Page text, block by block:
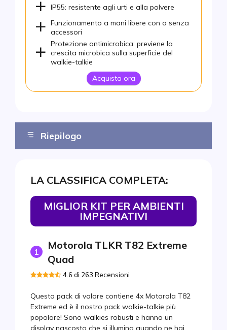
IP55: resistente agli urti e alla polvere
Funzionamento a mani libere con o senza
accessori
Protezione antimicrobica: previene la
crescita microbica sulla superficie del
walkie-talkie
Acquista ora
Riepilogo
Top 10
Miglior kit per ambienti impegnativi
Migliore per ambienti acquatici
Migliore per uso intensivo
Migliore opzione per esterni a buon prezzo
Migliore per sicurezza e ospitalità
Migliore per cantieri e ambienti industriali
Migliore per tempo libero outdoor
LA CLASSIFICA COMPLETA:
MIGLIOR KIT PER AMBIENTI
IMPEGNATIVI
1
Motorola TLKR T82 Extreme
Quad
4.6 di 263 Recensioni
Questo pack di valore contiene 4x Motorola T82
Extreme ed è il nostro pack walkie-talkie più
popolare! Sono walkies robusti e hanno un
display nascosto che si illumina quando ne hai